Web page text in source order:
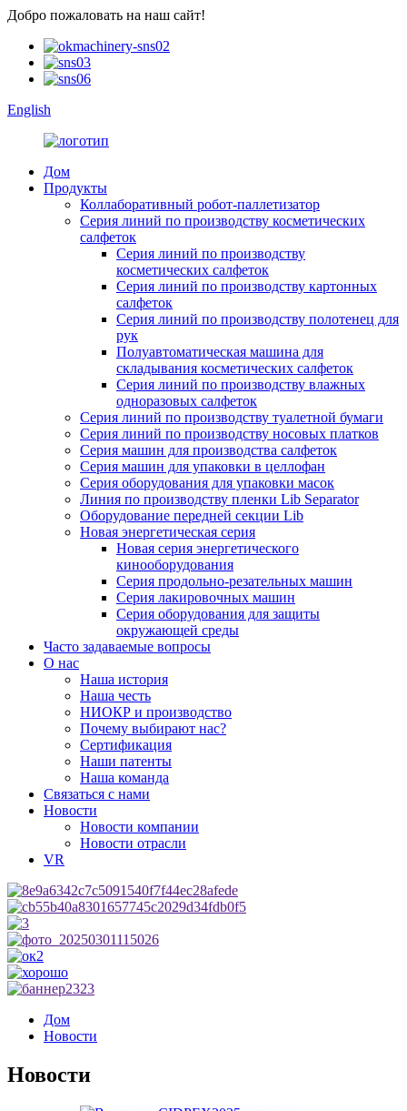
Добро пожаловать на наш сайт!
English
Дом
Продукты
Коллаборативный робот-паллетизатор
Серия линий по производству косметических
салфеток
Серия линий по производству
косметических салфеток
Серия линий по производству картонных
салфеток
Серия линий по производству полотенец для
рук
Полуавтоматическая машина для
складывания косметических салфеток
Серия линий по производству влажных
одноразовых салфеток
Серия линий по производству туалетной бумаги
Серия линий по производству носовых платков
Серия машин для производства салфеток
Серия машин для упаковки в целлофан
Серия оборудования для упаковки масок
Линия по производству пленки Lib Separator
Оборудование передней секции Lib
Новая энергетическая серия
Новая серия энергетического
кинооборудования
Серия продольно-резательных машин
Серия лакировочных машин
Серия оборудования для защиты
окружающей среды
Часто задаваемые вопросы
О нас
Наша история
Наша честь
НИОКР и производство
Почему выбирают нас?
Сертификация
Наши патенты
Наша команда
Связаться с нами
Новости
Новости компании
Новости отрасли
VR
Дом
Новости
Новости